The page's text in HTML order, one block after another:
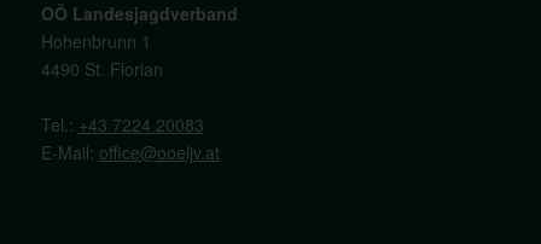
OÖ Landesjagdverband
Hohenbrunn 1
4490 St. Florian
Tel.: +43 7224 20083
E-Mail: office@ooeljv.at